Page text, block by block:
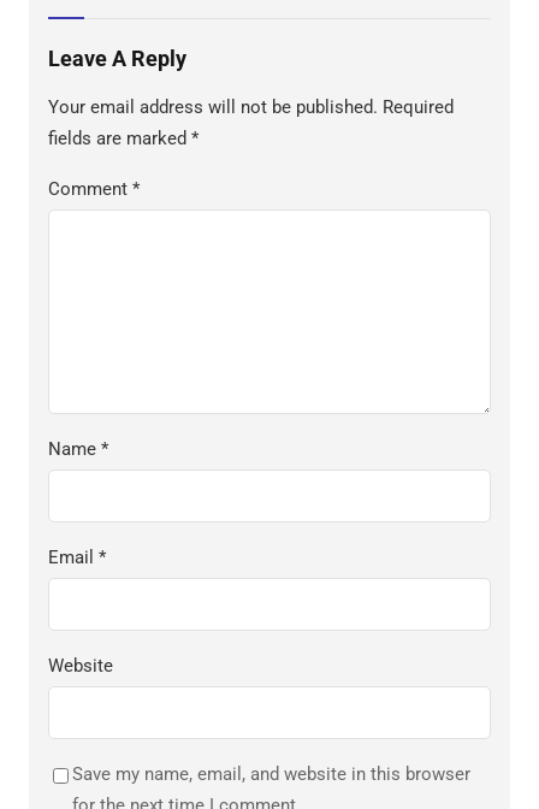
Leave A Reply
Your email address will not be published. Required
fields are marked *
Comment *
Name *
Email *
Website
Save my name, email, and website in this browser